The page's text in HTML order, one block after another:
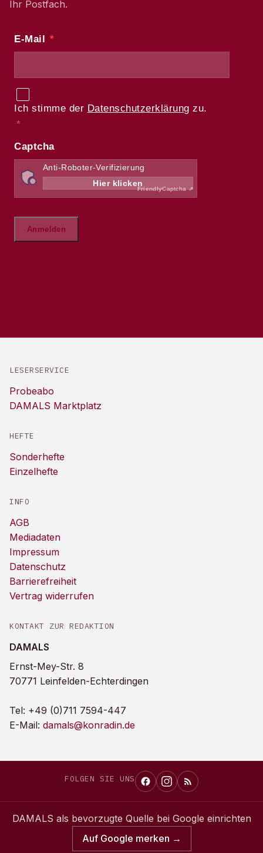
Ihr Postfach.
LESERSERVICE
Probeabo
DAMALS Marktplatz
HEFTE
Sonderhefte
Einzelhefte
INFO
AGB
Mediadaten
Impressum
Datenschutz
Barrierefreiheit
Vertrag widerrufen
KONTAKT ZUR REDAKTION
DAMALS
Ernst-Mey-Str. 8
70771 Leinfelden-Echterdingen
Tel: +49 (0)711 7594-447
E-Mail: damals@konradin.de
FOLGEN SIE UNS
DAMALS als bevorzugte Quelle bei Google einrichten
Auf Google merken →